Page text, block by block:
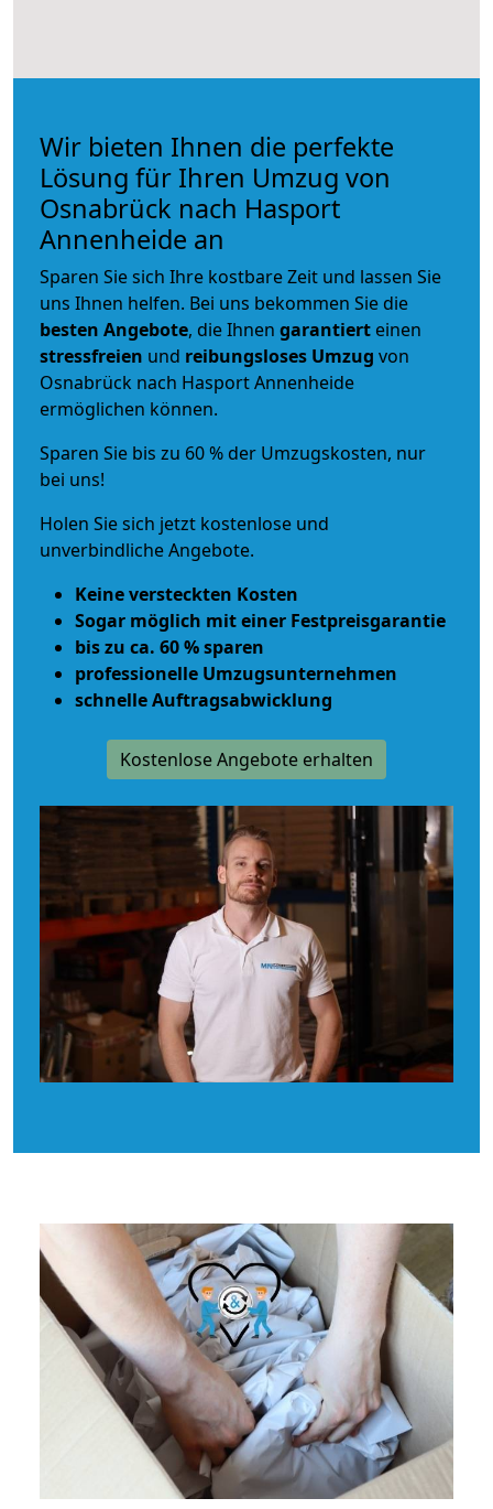
Wir bieten Ihnen die perfekte
Lösung für Ihren Umzug von
Osnabrück nach Hasport
Annenheide an
Sparen Sie sich Ihre kostbare Zeit und lassen Sie
uns Ihnen helfen. Bei uns bekommen Sie die
besten Angebote, die Ihnen garantiert einen
stressfreien und reibungsloses Umzug von
Osnabrück nach Hasport Annenheide
ermöglichen können.
Sparen Sie bis zu 60 % der Umzugskosten, nur
bei uns!
Holen Sie sich jetzt kostenlose und
unverbindliche Angebote.
Keine versteckten Kosten
Sogar möglich mit einer Festpreisgarantie
bis zu ca. 60 % sparen
professionelle Umzugsunternehmen
schnelle Auftragsabwicklung
Kostenlose Angebote erhalten